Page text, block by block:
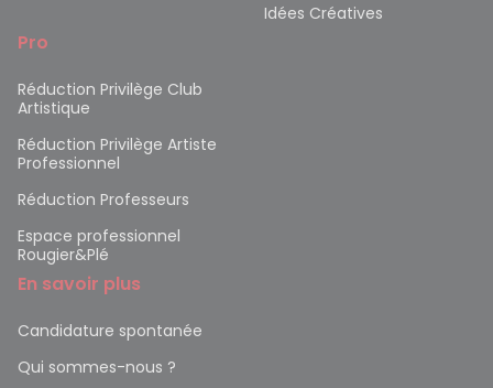
Idées Créatives
Pro
Réduction Privilège Club
Artistique
Réduction Privilège Artiste
Professionnel
Réduction Professeurs
Espace professionnel
Rougier&Plé
En savoir plus
Candidature spontanée
Qui sommes-nous ?